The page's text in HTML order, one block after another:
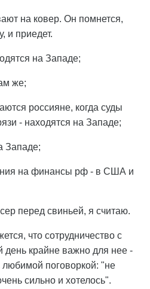
на ковер. Он помнется,
и приедет.
на Западе;
же;
россияне, когда суды
- находятся на Западе;
Западе;
на финансы рф - в США и
перед свиньей, я считаю.
что сотрудничество с
день крайне важно для нее -
любимой поговоркой: "не
сильно и хотелось".